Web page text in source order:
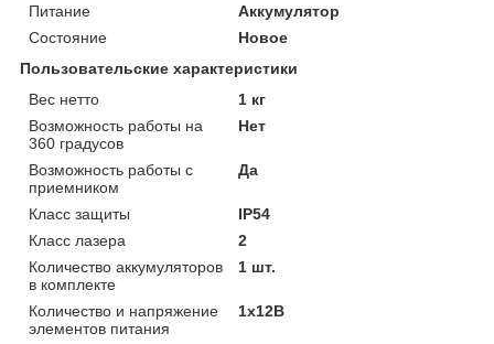
Питание
Аккумулятор
Состояние
Новое
Пользовательские характеристики
Вес нетто
1 кг
Возможность работы на
360 градусов
Нет
Возможность работы с
приемником
Да
Класс защиты
IP54
Класс лазера
2
Количество аккумуляторов
в комплекте
1 шт.
Количество и напряжение
элементов питания
1x12В